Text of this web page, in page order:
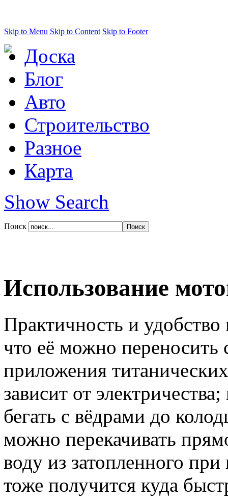
Skip to Menu Skip to Content Skip to Footer
Доска
Блог
Авто
Строительство
Разное
Карта
Show Search
Поиск
Использование
Практичность и
что её можно переносить
приложения
зависит от
бегать с вёдрами до
можно перекачивать
воду из затопленного
тоже получится куда